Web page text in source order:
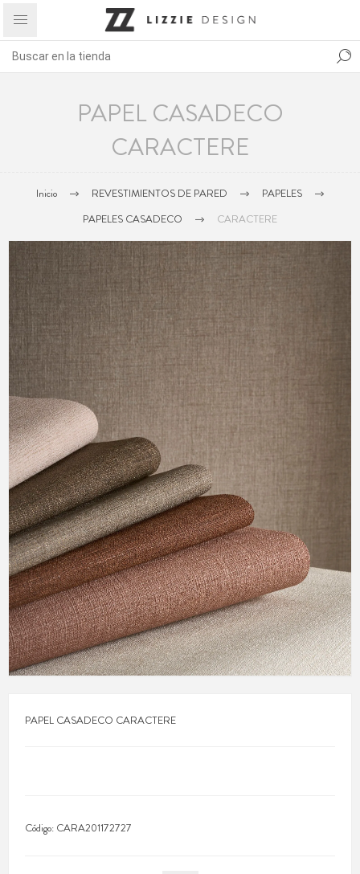
PAPEL CASADECO
CARACTERE
Inicio REVESTIMIENTOS DE PARED
PAPELES
PAPELES CASADECO
CARACTERE
PAPEL CASADECO CARACTERE
Código: CARA201172727